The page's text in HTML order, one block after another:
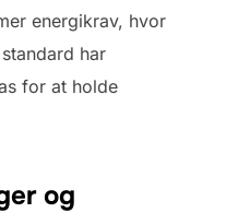
energikrav, hvor
har
for at holde
og